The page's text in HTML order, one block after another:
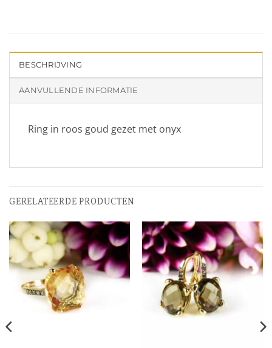
BESCHRIJVING
AANVULLENDE INFORMATIE
Ring in roos goud gezet met onyx
GERELATEERDE PRODUCTEN